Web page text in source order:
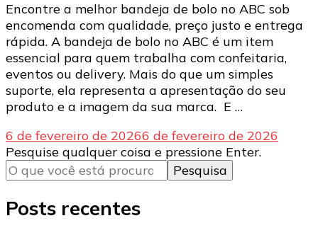
Encontre a melhor bandeja de bolo no ABC sob
encomenda com qualidade, preço justo e entrega
rápida. A bandeja de bolo no ABC é um item
essencial para quem trabalha com confeitaria,
eventos ou delivery. Mais do que um simples
suporte, ela representa a apresentação do seu
produto e a imagem da sua marca. E …
6 de fevereiro de 20266 de fevereiro de 2026
Procurando
algo?
Pesquise qualquer coisa e pressione Enter.
Posts recentes